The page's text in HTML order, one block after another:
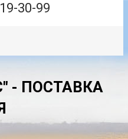
30-99
- ПОСТАВКА